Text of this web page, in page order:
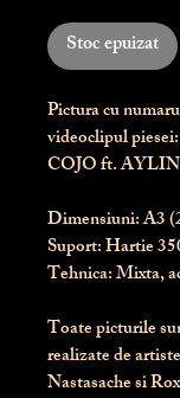
Stoc epuizat
Pictura cu
videoclipul
COJO ft.
Dimensiuni: A3
Suport: Hartie
Tehnica: Mixta,
Toate picturile
realizate de
Nastasache si